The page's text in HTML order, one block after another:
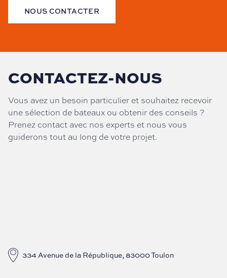
NOUS CONTACTER
CONTACTEZ-NOUS
Vous avez un besoin particulier et souhaitez recevoir
une sélection de bateaux ou obtenir des conseils ?
Prenez contact avec nos experts et nous vous
guiderons tout au long de votre projet.
334 Avenue de la République, 83000 Toulon